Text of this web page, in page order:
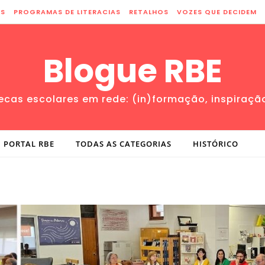
PROGRAMAS DE LITERACIAS RETALHOS VOZES QUE DECIDEM
Blogue RBE
escolares em rede: (in)formação,
PORTAL RBE TODAS AS CATEGORIAS HISTÓRICO